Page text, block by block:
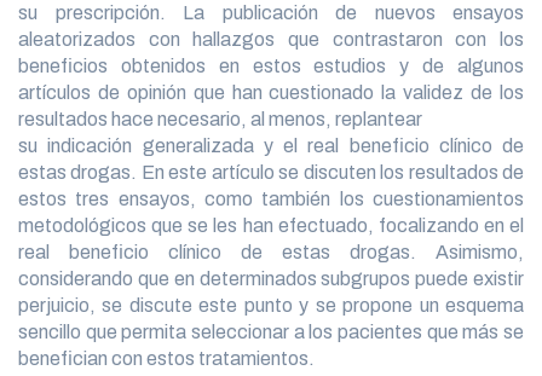
su prescripción. La publicación de nuevos ensayos
aleatorizados con hallazgos que contrastaron con los
beneficios obtenidos en estos estudios y de algunos
artículos de opinión que han cuestionado la validez de los
resultados hace necesario, al menos, replantear
su indicación generalizada y el real beneficio clínico de
estas drogas. En este artículo se discuten los resultados de
estos tres ensayos, como también los cuestionamientos
metodológicos que se les han efectuado, focalizando en el
real beneficio clínico de estas drogas. Asimismo,
considerando que en determinados subgrupos puede existir
perjuicio, se discute este punto y se propone un esquema
sencillo que permita seleccionar a los pacientes que más se
benefician con estos tratamientos.